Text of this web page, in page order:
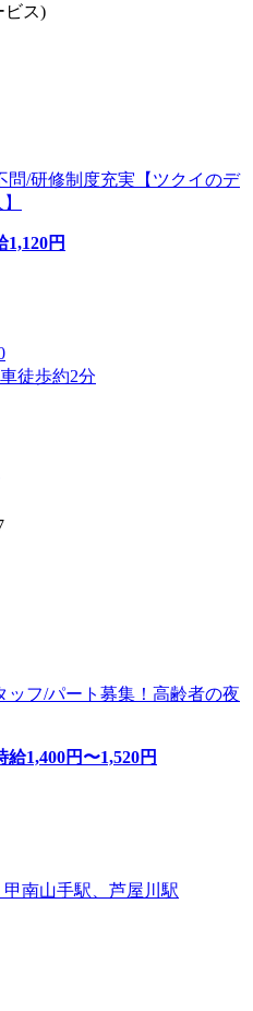
ビス)
問/研修制度充実【ツクイのデ
1,120円
徒歩約2分
ッフ/パート募集！高齢者の夜
給1,400円〜1,520円
南山手駅、芦屋川駅